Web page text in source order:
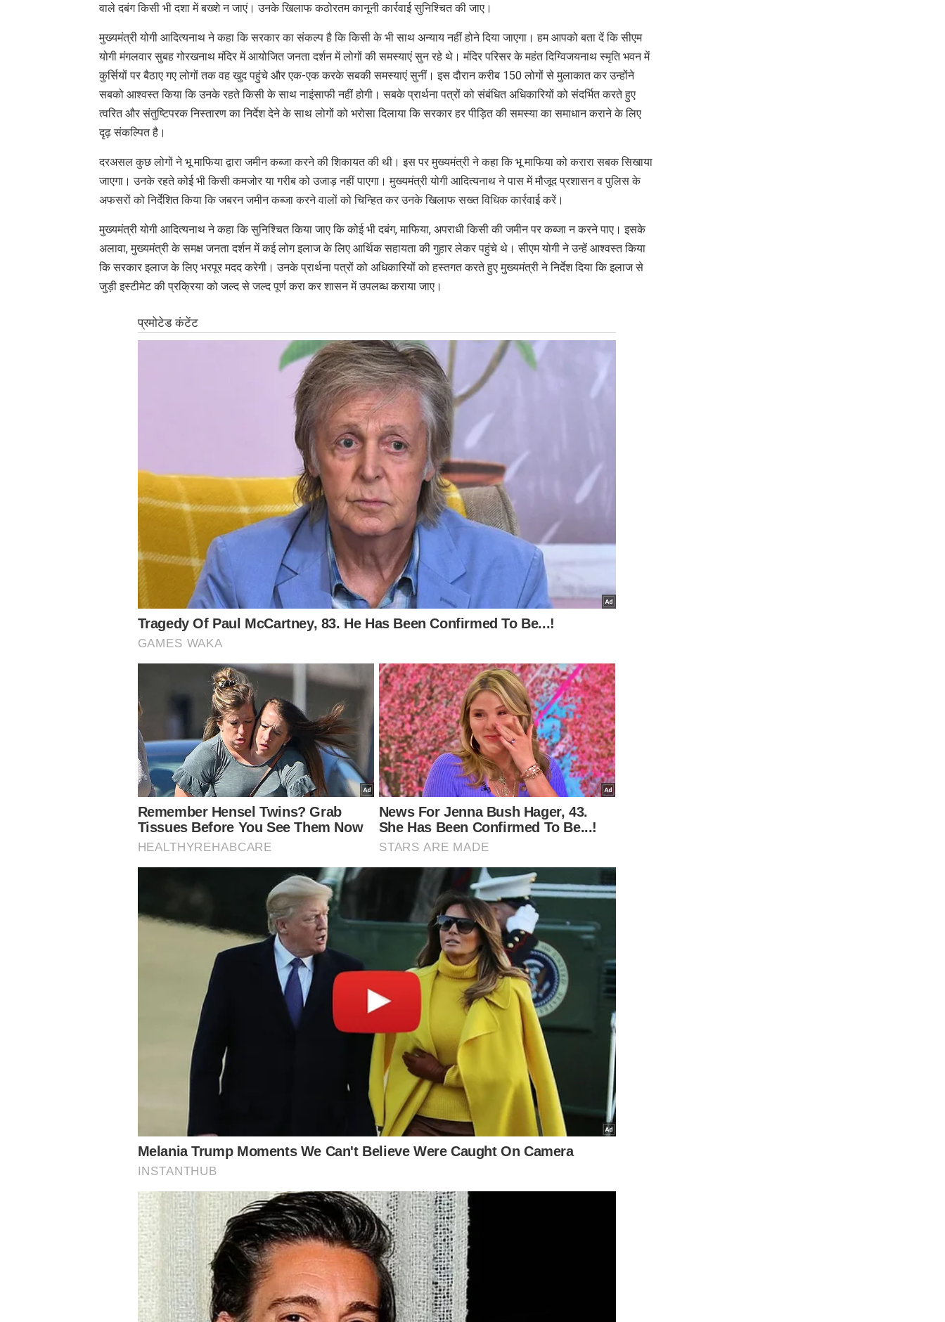
वाले दबंग किसी भी दशा में बख्शे न जाएं। उनके खिलाफ कठोरतम कानूनी कार्रवाई सुनिश्चित की जाए।
मुख्यमंत्री योगी आदित्यनाथ ने कहा कि सरकार का संकल्प है कि किसी के भी साथ अन्याय नहीं होने दिया जाएगा। हम आपको बता दें कि सीएम
योगी मंगलवार सुबह गोरखनाथ मंदिर में आयोजित जनता दर्शन में लोगों की समस्याएं सुन रहे थे। मंदिर परिसर के महंत दिग्विजयनाथ स्मृति भवन में
कुर्सियों पर बैठाए गए लोगों तक वह खुद पहुंचे और एक-एक करके सबकी समस्याएं सुनीं। इस दौरान करीब 150 लोगों से मुलाकात कर उन्होंने
सबको आश्वस्त किया कि उनके रहते किसी के साथ नाइंसाफी नहीं होगी। सबके प्रार्थना पत्रों को संबंधित अधिकारियों को संदर्भित करते हुए
त्वरित और संतुष्टिपरक निस्तारण का निर्देश देने के साथ लोगों को भरोसा दिलाया कि सरकार हर पीड़ित की समस्या का समाधान कराने के लिए
दृढ़ संकल्पित है।
दरअसल कुछ लोगों ने भू माफिया द्वारा जमीन कब्जा करने की शिकायत की थी। इस पर मुख्यमंत्री ने कहा कि भू माफिया को करारा सबक सिखाया
जाएगा। उनके रहते कोई भी किसी कमजोर या गरीब को उजाड़ नहीं पाएगा। मुख्यमंत्री योगी आदित्यनाथ ने पास में मौजूद प्रशासन व पुलिस के
अफसरों को निर्देशित किया कि जबरन जमीन कब्जा करने वालों को चिन्हित कर उनके खिलाफ सख्त विधिक कार्रवाई करें।
मुख्यमंत्री योगी आदित्यनाथ ने कहा कि सुनिश्चित किया जाए कि कोई भी दबंग, माफिया, अपराधी किसी की जमीन पर कब्जा न करने पाए। इसके
अलावा, मुख्यमंत्री के समक्ष जनता दर्शन में कई लोग इलाज के लिए आर्थिक सहायता की गुहार लेकर पहुंचे थे। सीएम योगी ने उन्हें आश्वस्त किया
कि सरकार इलाज के लिए भरपूर मदद करेगी। उनके प्रार्थना पत्रों को अधिकारियों को हस्तगत करते हुए मुख्यमंत्री ने निर्देश दिया कि इलाज से
जुड़ी इस्टीमेट की प्रक्रिया को जल्द से जल्द पूर्ण करा कर शासन में उपलब्ध कराया जाए।